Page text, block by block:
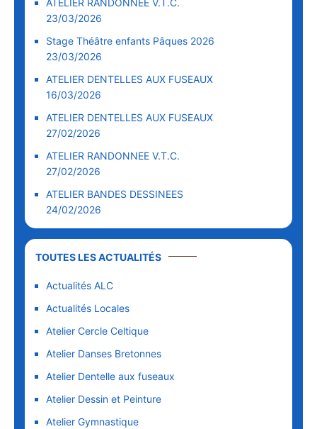
23/03/2026
Stage Théâtre enfants Pâques 2026
23/03/2026
ATELIER DENTELLES AUX FUSEAUX
16/03/2026
ATELIER DENTELLES AUX FUSEAUX
27/02/2026
ATELIER RANDONNEE V.T.C.
27/02/2026
ATELIER BANDES DESSINEES
24/02/2026
TOUTES LES ACTUALITÉS
Actualités ALC
Actualités Locales
Atelier Cercle Celtique
Atelier Danses Bretonnes
Atelier Dentelle aux fuseaux
Atelier Dessin et Peinture
Atelier Gymnastique